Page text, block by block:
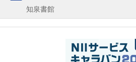
知泉書館